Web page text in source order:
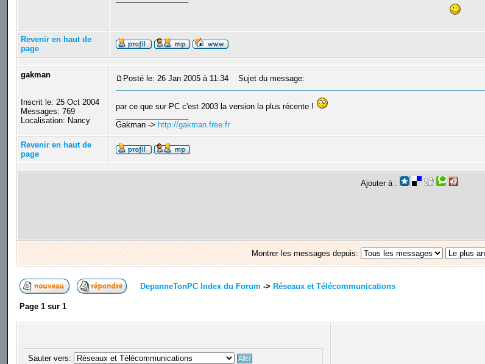
Revenir en haut de
page
gakman
Inscrit le: 25 Oct 2004
Messages: 769
Localisation: Nancy
Posté le: 26 Jan 2005 à 11:34 Sujet du message:
par ce que sur PC c'est 2003 la version la plus récente !
Gakman -> http://gakman.free.fr
Revenir en haut de
page
Ajouter à :
Montrer les messages depuis:
DepanneTonPC Index du Forum -> Réseaux et Télécommunications
Page 1sur 1
Sauter vers: